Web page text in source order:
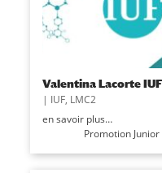
Valentina Lacorte
| IUF, LMC2
en
Promotion Junior